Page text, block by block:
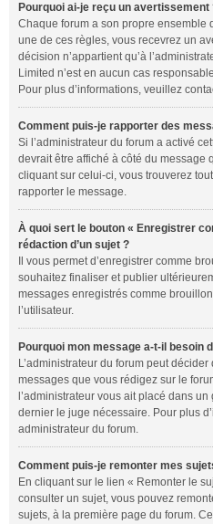
Pourquoi ai-je reçu un avertissement
Chaque forum a son propre ensemble
une de ces règles, vous recevrez un
décision n’appartient qu’à
Limited n’est en aucun cas
Pour plus d’informations, veuillez
Comment puis-je rapporter des
Si l’administrateur du forum a activé
devrait être affiché à côté du message
cliquant sur celui-ci, vous trouverez
rapporter le message.
À quoi sert le bouton « Enregistrer
rédaction d’un sujet ?
Il vous permet d’enregistrer comme
souhaitez finaliser et publier
messages enregistrés comme
l’utilisateur.
Pourquoi mon message a-t-il besoin
L’administrateur du forum peut
messages que vous rédigez sur le
l’administrateur vous ait placé dans
dernier le juge nécessaire. Pour plus
administrateur du forum.
Comment puis-je remonter mes
En cliquant sur le lien « Remonter le
consulter un sujet, vous pouvez
sujets, à la première page du forum.